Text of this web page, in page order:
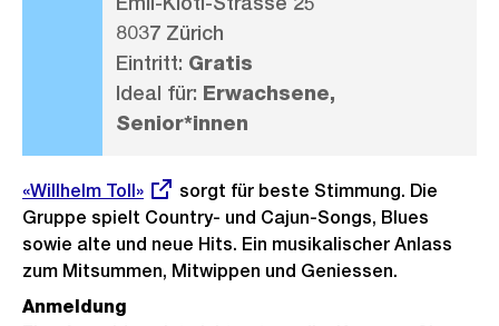
8037 Zürich
Eintritt: Gratis
Ideal für: Erwachsene,
Senior*innen
Externer
Link:
«Willhelm Toll»
sorgt für beste Stimmung. Die
Gruppe spielt Country- und Cajun-Songs, Blues
sowie alte und neue Hits. Ein musikalischer Anlass
zum Mitsummen, Mitwippen und Geniessen.
Anmeldung